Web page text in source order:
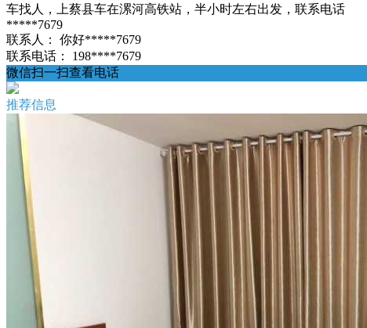
车找人，上蔡县车在漯河高铁站，半小时左右出发，联系电话
*****7679
联系人：
你好*****7679
联系电话：
198****7679
微信扫一扫查看电话
推荐信息